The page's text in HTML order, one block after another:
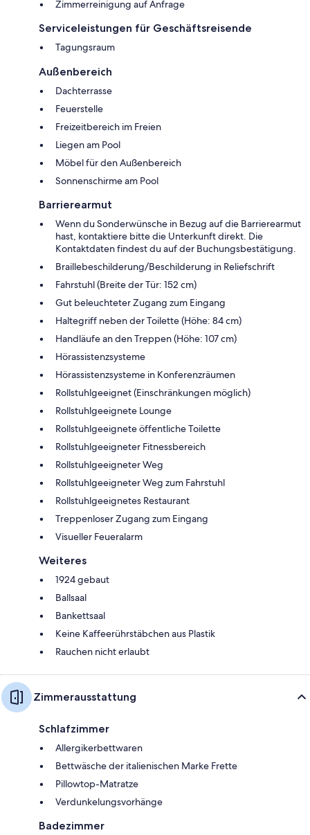
Zimmerreinigung auf Anfrage
Serviceleistungen für Geschäftsreisende
Tagungsraum
Außenbereich
Dachterrasse
Feuerstelle
Freizeitbereich im Freien
Liegen am Pool
Möbel für den Außenbereich
Sonnenschirme am Pool
Barrierearmut
Wenn du Sonderwünsche in Bezug auf die Barrierearmut
hast, kontaktiere bitte die Unterkunft direkt. Die
Kontaktdaten findest du auf der Buchungsbestätigung.
Braillebeschilderung/Beschilderung in Reliefschrift
Fahrstuhl (Breite der Tür: 152 cm)
Gut beleuchteter Zugang zum Eingang
Haltegriff neben der Toilette (Höhe: 84 cm)
Handläufe an den Treppen (Höhe: 107 cm)
Hörassistenzsysteme
Hörassistenzsysteme in Konferenzräumen
Rollstuhlgeeignet (Einschränkungen möglich)
Rollstuhlgeeignete Lounge
Rollstuhlgeeignete öffentliche Toilette
Rollstuhlgeeigneter Fitnessbereich
Rollstuhlgeeigneter Weg
Rollstuhlgeeigneter Weg zum Fahrstuhl
Rollstuhlgeeignetes Restaurant
Treppenloser Zugang zum Eingang
Visueller Feueralarm
Weiteres
1924 gebaut
Ballsaal
Bankettsaal
Keine Kaffeerührstäbchen aus Plastik
Rauchen nicht erlaubt
Zimmerausstattung
Schlafzimmer
Allergikerbettwaren
Bettwäsche der italienischen Marke Frette
Pillowtop-Matratze
Verdunkelungsvorhänge
Badezimmer